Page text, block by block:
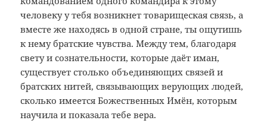
человеку у тебя возникнет товарищеская связь, а
вместе же находясь в одной стране, ты ощутишь
к нему братские чувства. Между тем, благодаря
свету и сознательности, которые даёт иман,
существует столько объединяющих связей и
братских нитей, связывающих верующих людей,
сколько имеется Божественных Имён, которым
научила и показала тебе вера.